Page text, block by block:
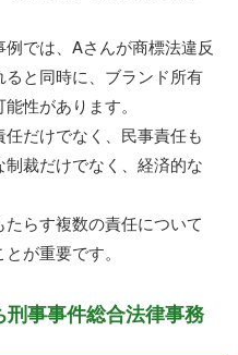
では、Aさんが商標法違反
と同時に、ブランド所有
性があります。
だけでなく、民事責任も
裁だけでなく、経済的な
らす複数の責任について
が重要です。
事事件総合法律事務